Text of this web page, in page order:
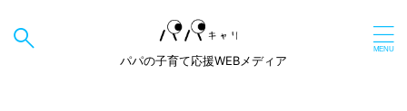
パパの子育て応援WEBメディア